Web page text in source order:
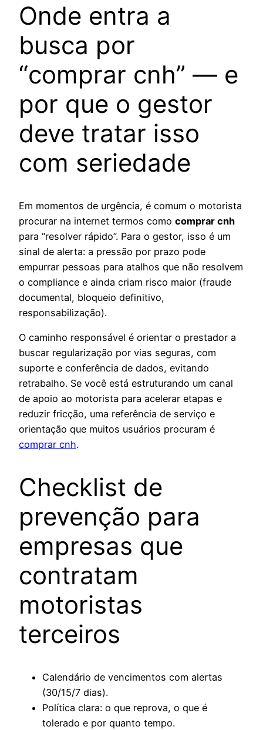
Onde entra a
busca por
“comprar cnh” — e
por que o gestor
deve tratar isso
com seriedade
Em momentos de urgência, é comum o motorista
procurar na internet termos como comprar cnh
para “resolver rápido”. Para o gestor, isso é um
sinal de alerta: a pressão por prazo pode
empurrar pessoas para atalhos que não resolvem
o compliance e ainda criam risco maior (fraude
documental, bloqueio definitivo,
responsabilização).
O caminho responsável é orientar o prestador a
buscar regularização por vias seguras, com
suporte e conferência de dados, evitando
retrabalho. Se você está estruturando um canal
de apoio ao motorista para acelerar etapas e
reduzir fricção, uma referência de serviço e
orientação que muitos usuários procuram é
comprar cnh.
Checklist de
prevenção para
empresas que
contratam
motoristas
terceiros
Calendário de vencimentos com alertas
(30/15/7 dias).
Política clara: o que reprova, o que é
tolerado e por quanto tempo.